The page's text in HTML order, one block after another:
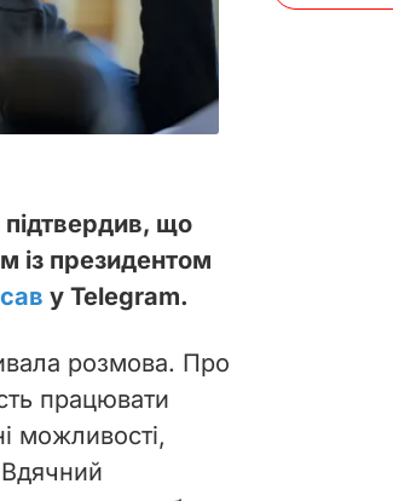
що
із президентом
у Telegram.
розмова. Про
працювати
можливості,